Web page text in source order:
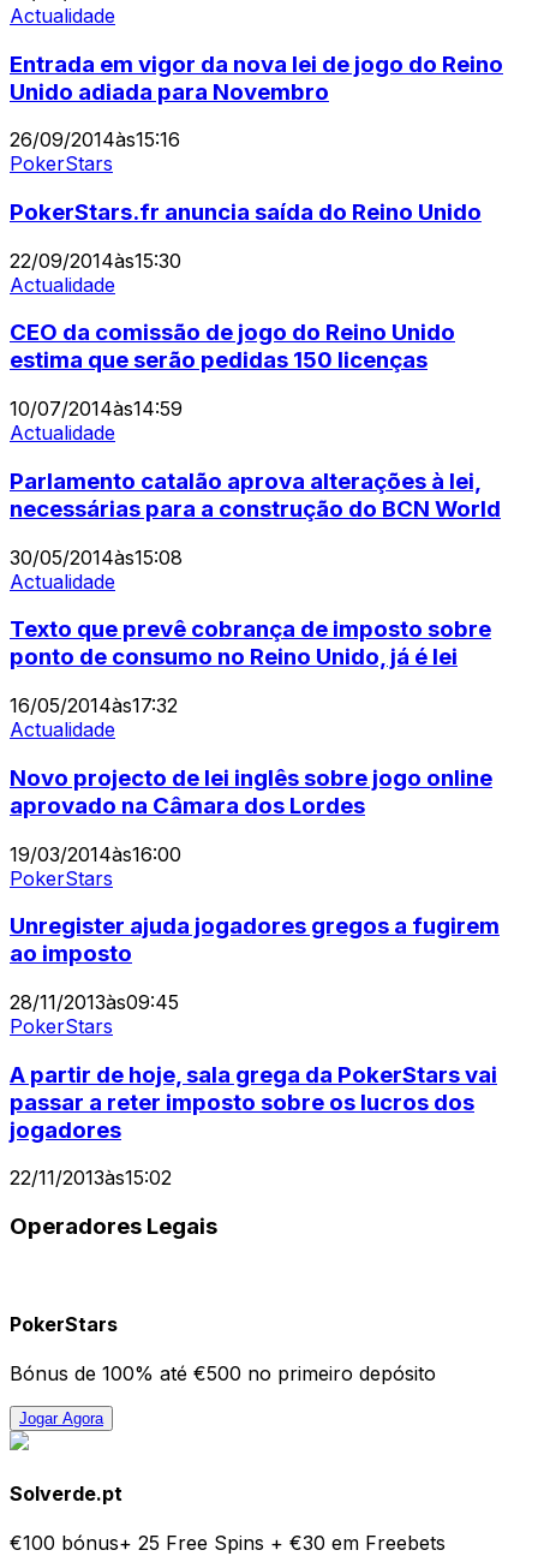
Actualidade
Entrada em vigor da nova lei de jogo do Reino
Unido adiada para Novembro
26/09/2014às15:16
PokerStars
PokerStars.fr anuncia saída do Reino Unido
22/09/2014às15:30
Actualidade
CEO da comissão de jogo do Reino Unido
estima que serão pedidas 150 licenças
10/07/2014às14:59
Actualidade
Parlamento catalão aprova alterações à lei,
necessárias para a construção do BCN World
30/05/2014às15:08
Actualidade
Texto que prevê cobrança de imposto sobre
ponto de consumo no Reino Unido, já é lei
16/05/2014às17:32
Actualidade
Novo projecto de lei inglês sobre jogo online
aprovado na Câmara dos Lordes
19/03/2014às16:00
PokerStars
Unregister ajuda jogadores gregos a fugirem
ao imposto
28/11/2013às09:45
PokerStars
A partir de hoje, sala grega da PokerStars vai
passar a reter imposto sobre os lucros dos
jogadores
22/11/2013às15:02
Operadores Legais
PokerStars
Bónus de 100% até €500 no primeiro depósito
Jogar Agora
Solverde.pt
€100 bónus+ 25 Free Spins + €30 em Freebets